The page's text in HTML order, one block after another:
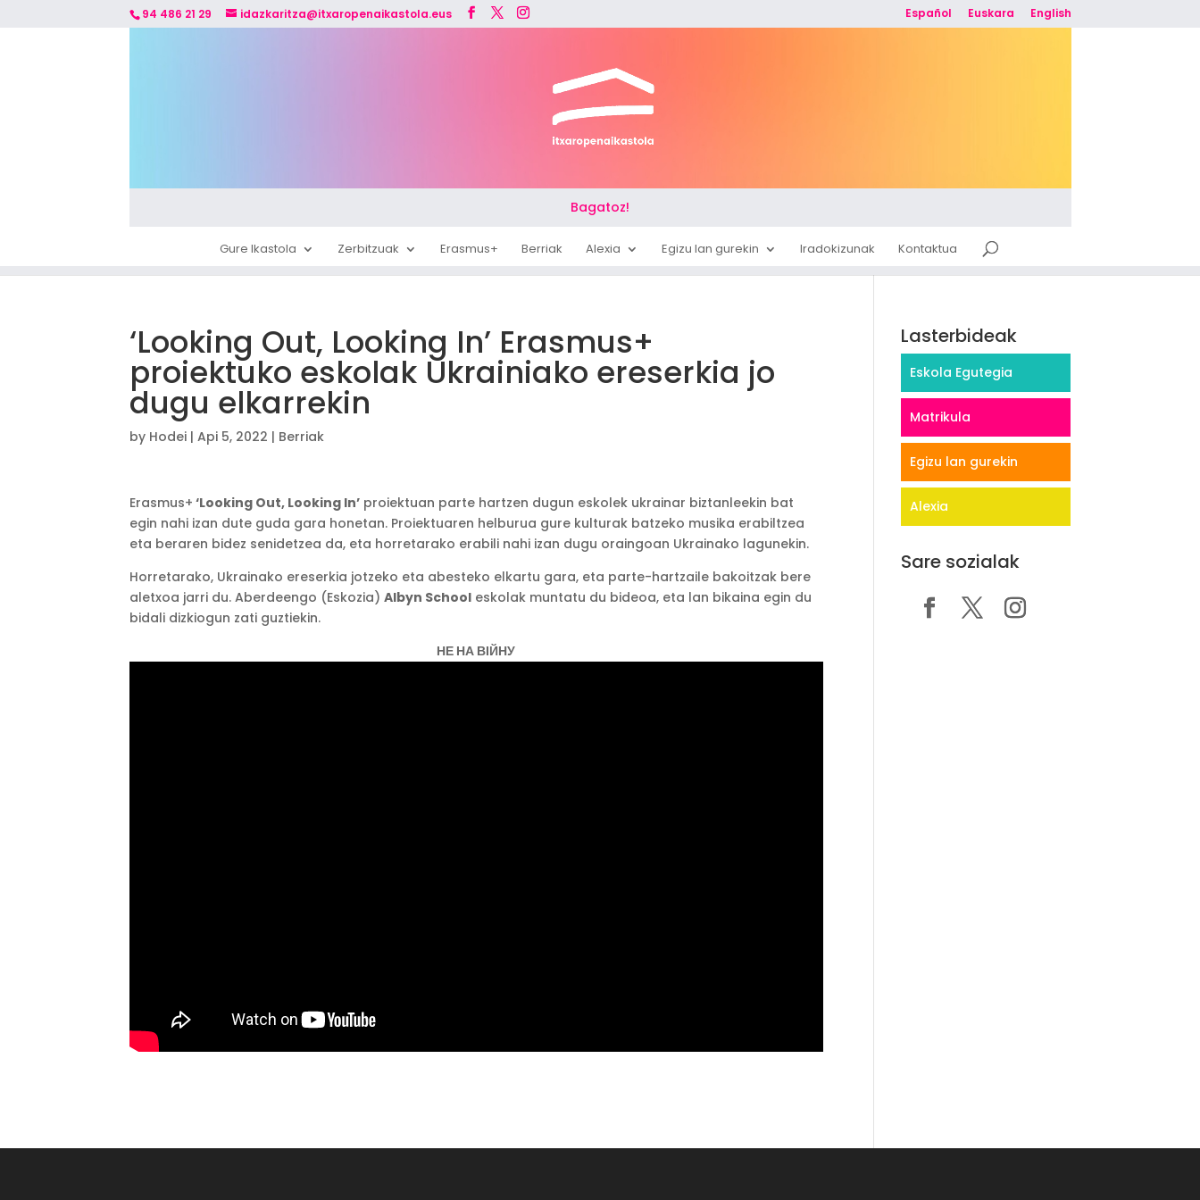
94 486 21 29 idazkaritza@itxaropenaikastola.eus Español Euskara English
Bagatoz!
Gure Ikastola Zerbitzuak Erasmus+ Berriak Alexia Egizu lan gurekin Iradokizunak Kontaktua
‘Looking Out, Looking In’ Erasmus+
proiektuko eskolak Ukrainiako ereserkia jo
dugu elkarrekin
by Hodei| Api 5, 2022 | Berriak
Erasmus+ ‘Looking Out, Looking In’proiektuan parte hartzen dugun eskolek ukrainar biztanleekin bat
egin nahi izan dute guda gara honetan. Proiektuaren helburua gure kulturak batzeko musika erabiltzea
eta beraren bidez senidetzea da, eta horretarako erabili nahi izan dugu oraingoan Ukrainako lagunekin.
Horretarako, Ukrainako ereserkia jotzeko eta abesteko elkartu gara, eta parte-hartzaile bakoitzak bere
aletxoa jarri du. Aberdeengo (Eskozia) Albyn Schooleskolak muntatu du bideoa, eta lan bikaina egin du
bidali dizkiogun zati guztiekin.
НЕ НА ВІЙНУ
Lasterbideak
Eskola Egutegia
Matrikula
Egizu lan gurekin
Alexia
Sare sozialak